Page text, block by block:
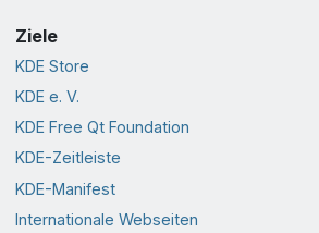
Ziele
KDE Store
KDE e. V.
KDE Free Qt Foundation
KDE-Zeitleiste
KDE-Manifest
Internationale Webseiten